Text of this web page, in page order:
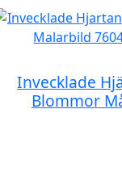
Invecklade
Blommor